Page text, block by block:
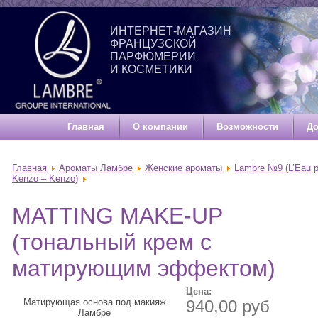
ИНТЕРНЕТ-МАГАЗИН
ФРАНЦУЗСКОЙ
ПАРФЮМЕРИИ
И КОСМЕТИКИ
Главная О компании Возможности
Главная Ароматы Ламбре Женские ароматы
Lambre №9 (L’Eau
Kenzo – Kenzo)
MATTING MAKE-UP
(тональный крем с
матирующим эффектом)
Матирующая основа под макияж
Ламбре
Цена:
940,00 руб